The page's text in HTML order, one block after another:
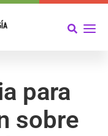
para
sobre